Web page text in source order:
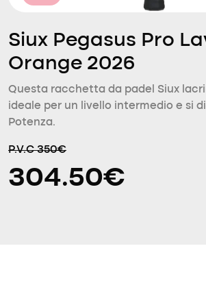
Siux Pegasus Pro
Orange 2026
Questa racchetta da padel Siux
ideale per un livello intermedio e si
Potenza.
P.V.C 350€
304.50€